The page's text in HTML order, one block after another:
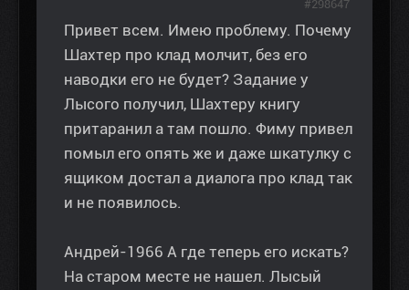
Привет всем. Имею проблему. Почему
Шахтер про клад молчит, без его
наводки его не будет? Задание у
Лысого получил, Шахтеру книгу
притаранил а там пошло. Фиму привел
помыл его опять же и даже шкатулку с
ящиком достал а диалога про клад так
и не появилось.
Андрей-1966 А где теперь его искать?
На старом месте не нашел. Лысый
#298647